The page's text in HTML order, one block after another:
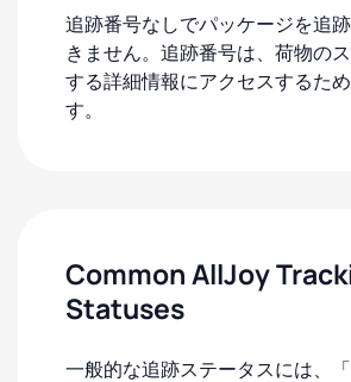
追跡番号なしでパッケージを追
きません。追跡番号は、荷物の
する詳細情報にアクセスするた
す。
Common AllJoy
Statuses
一般的な追跡ステータスには、